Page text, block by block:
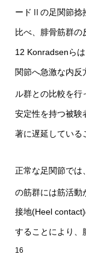
ードⅡの足関節捻
比べ、腓骨筋群の
12 Konradsenら
関節へ急激な内反
ル群との比較を行
安定性を持つ被験
著に遅延している
正常な足関節では
の筋群には筋活動
接地(Heel
することにより、
16